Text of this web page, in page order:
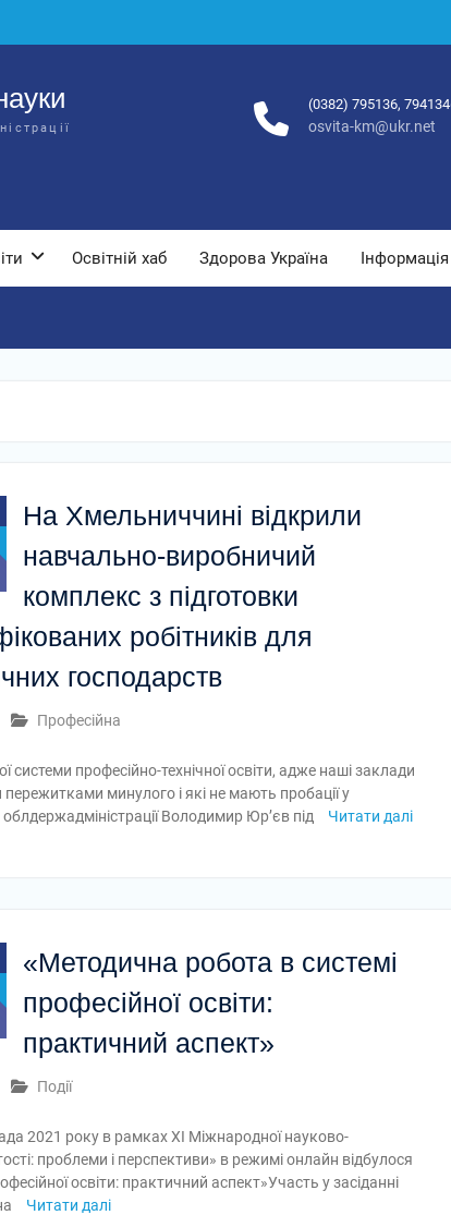
(0382) 795136,
osvita-km@ukr.net
Освітній хаб Здорова Україна
На Хмельниччині відкрили
навчально-виробничий
комплекс з підготовки
робітників для
господарств
Професійна
професійно-технічної освіти, адже наші заклади
минулого і які не мають пробації у
Володимир Юр’єв під
Читати далі
«Методична робота в системі
професійної освіти:
практичний аспект»
Події
2021 року в рамках ХІ Міжнародної науково-
проблеми і перспективи» в режимі онлайн відбулося
освіти: практичний аспект»Участь у засіданні
Читати далі